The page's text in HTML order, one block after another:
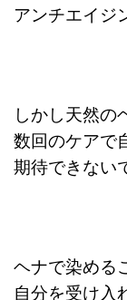
アンチエイジ
しかし天然の
数回のケアで
期待できない
ヘナで染める
自分を受け入